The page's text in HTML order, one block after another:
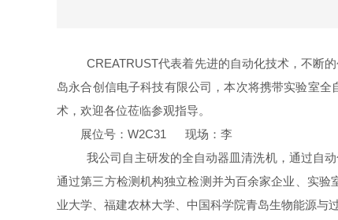
CREATRUST代表着先进的自动化技术，不断
岛永合创信电子科技有限公司，本次将携带实验室
术，欢迎各位莅临参观指导。
展位号：W2C31 现场：李
我公司自主研发的全自动器皿清洗机，通过自
通过第三方检测机构独立检测并为百余家企业、实
业大学、福建农林大学、中国科学院青岛生物能源与